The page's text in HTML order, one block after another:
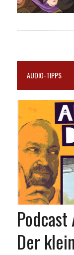
AUDIO-TIPPS
Der